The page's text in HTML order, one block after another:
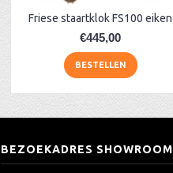
Friese staartklok FS100 eiken
€445,00
BESTELLEN
BEZOEKADRES SHOWROOM